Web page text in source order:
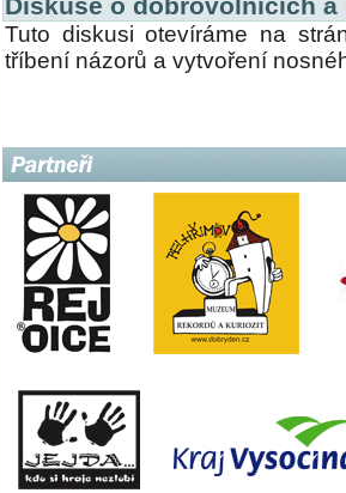
Tuto diskusi otevíráme na
tříbení názorů a vytvoření